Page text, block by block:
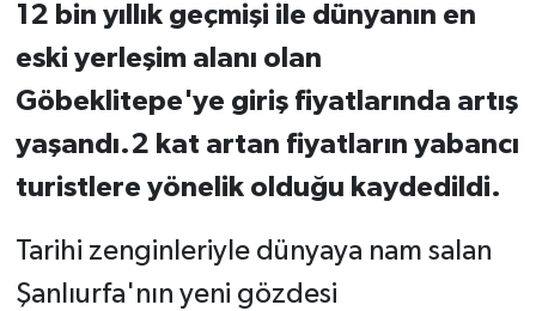
12 bin yıllık geçmişi ile dünyanın en
eski yerleşim alanı olan
Göbeklitepe'ye giriş fiyatlarında artış
yaşandı.2 kat artan fiyatların yabancı
turistlere yönelik olduğu kaydedildi.
Tarihi zenginleriyle dünyaya nam salan
Şanlıurfa'nın yeni gözdesi